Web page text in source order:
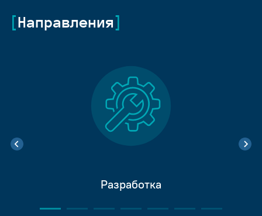
Направления
Разработка